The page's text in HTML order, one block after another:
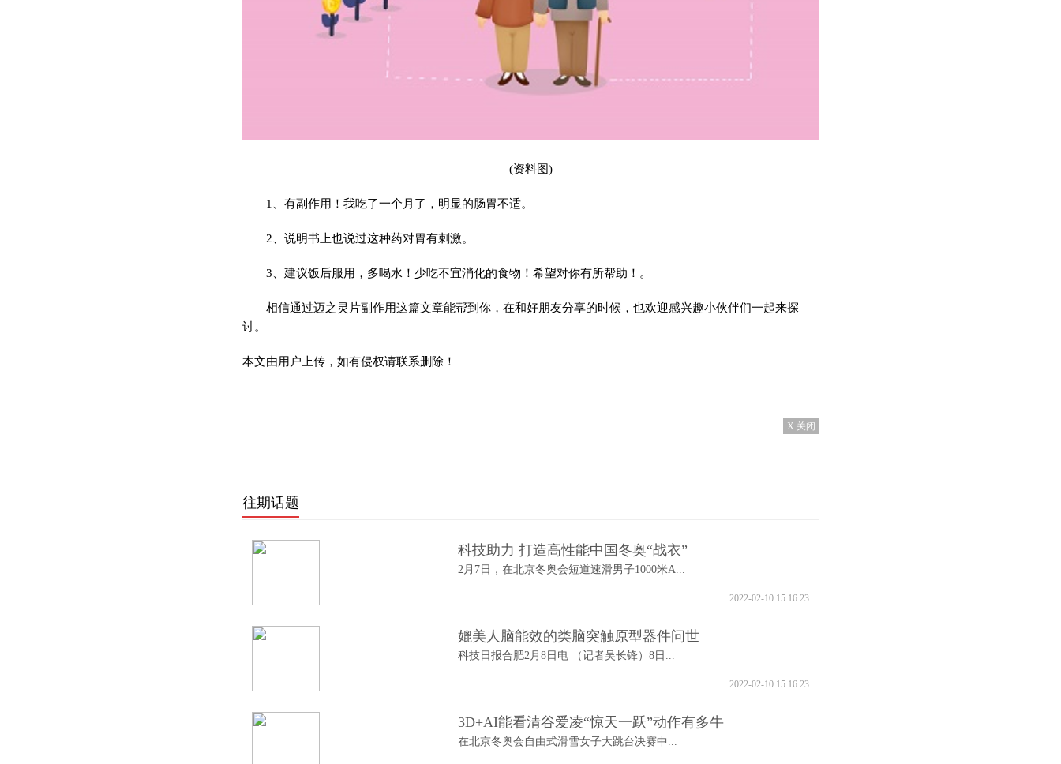
(资料图)
1、有副作用！我吃了一个月了，明显的肠胃不适。
2、说明书上也说过这种药对胃有刺激。
3、建议饭后服用，多喝水！少吃不宜消化的食物！希望对你有所帮助！。
相信通过迈之灵片副作用这篇文章能帮到你，在和好朋友分享的时候，也欢迎感兴趣小伙伴们一起来探
讨。
本文由用户上传，如有侵权请联系删除！
X 关闭
往期话题
科技助力 打造高性能中国冬奥“战衣”
2月7日，在北京冬奥会短道速滑男子1000米A...
2022-02-10 15:16:23
媲美人脑能效的类脑突触原型器件问世
科技日报合肥2月8日电 （记者吴长锋）8日...
2022-02-10 15:16:23
3D+AI能看清谷爱凌“惊天一跃”动作有多牛
在北京冬奥会自由式滑雪女子大跳台决赛中...